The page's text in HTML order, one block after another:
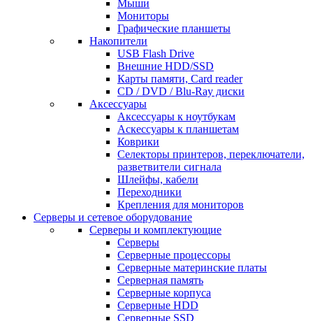
Мыши
Мониторы
Графические планшеты
Накопители
USB Flash Drive
Внешние HDD/SSD
Карты памяти, Card reader
CD / DVD / Blu-Ray диски
Аксессуары
Аксессуары к ноутбукам
Аскессуары к планшетам
Коврики
Селекторы принтеров, переключатели,
разветвители сигнала
Шлейфы, кабели
Переходники
Крепления для мониторов
Серверы и сетевое оборудование
Серверы и комплектующие
Серверы
Серверные процессоры
Серверные материнские платы
Серверная память
Серверные корпуса
Серверные HDD
Серверные SSD